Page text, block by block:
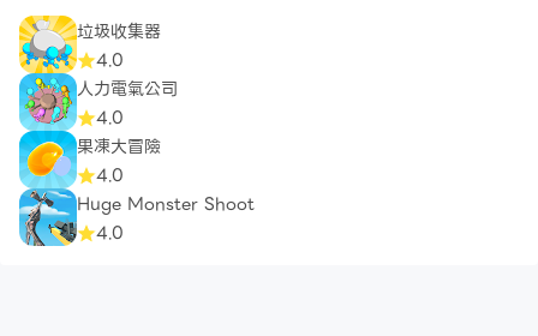
垃圾收集器
4.0
人力電氣公司
4.0
果凍大冒險
4.0
Huge Monster Shoot
4.0